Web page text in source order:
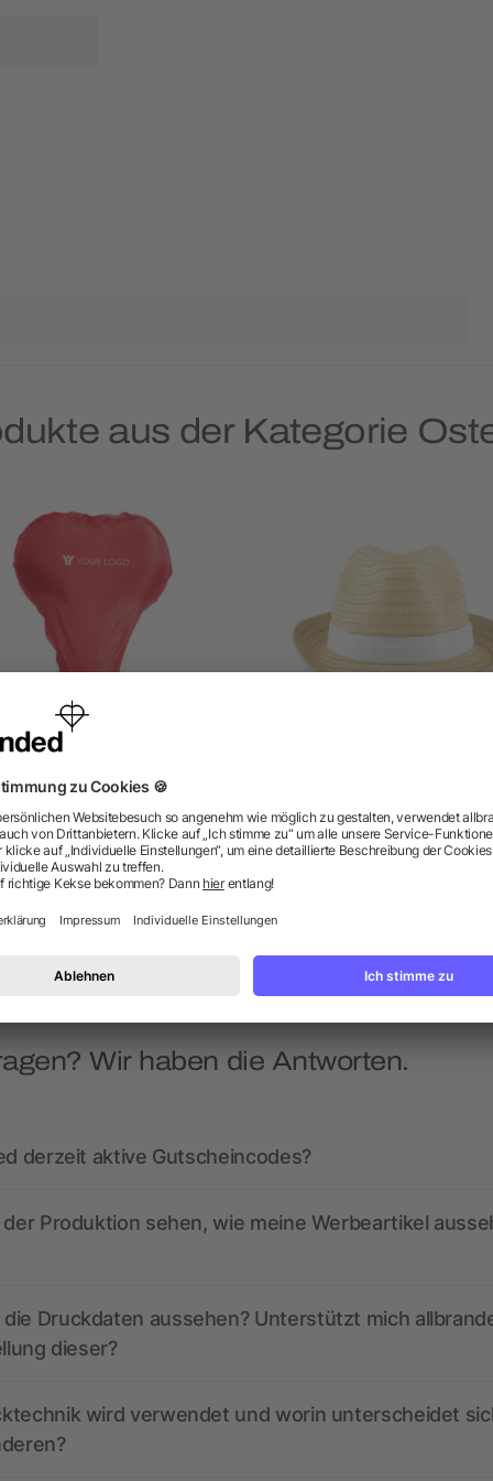
aus der Kategorie
Satteldecke 'Basic' aus
Polyester
Wir haben die Antworten.
derzeit aktive Gutscheincodes?
der Produktion sehen, wie meine Werbeartikel
Druckdaten aussehen? Unterstützt mich
dieser?
wird verwendet und worin unterscheidet